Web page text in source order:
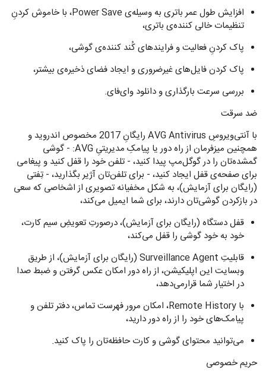
افزایش طول عمر باتری به وسیله‌ی Power Save، با خاموش کردنِ
تنظیمات خالی کننده‌ی باتری،
پاک کردنِ فعالیت و فرایندهای کُند کننده‌ی گوشی،
پاک کردن فایل‌های غیرضروری و ایجاد فضای ذخیره‌ی بیشتر،
بررسی سرعت بارگذاری و دانلود وای‌فای.
ضد سرقت
با آنتی‌ویروسِ AVG Antivirus رایگانِ 2017 مخصوص اندروید و
همچنین میزفرمان از راه دور یا پیامکِ مدیریتیِ AVG: - گوشی
گمشده‌تان را در گوگل‌مپ پیدا کنید، - تلفن خود را قفل کنید و پیغامی
برای صفحه‌ی قفل ایجاد کنید، - برای تلفن‌تان آژیر بگذارید، - تِفتی
(رایگان برای آزمایش)، به شکل مخفیانه تصویری از اشخاصی که سعی
در بازکردن گوشی‌تان دارند، برای شما ایمیل می‌کند،
قفل دستگاه (رایگان برای آزمایش)، درصورتِ تعویضِ سیم کارت،
خود به خود گوشی را قفل می‌کند،
قابلیتِ‌ Surveillance Agent (رایگان برای آزمایش)، از طریق
وبسایت این اپلیکیشن، از راه دور امکان عکس گرفتن و ضبط صدا
در اختیار شما قرارمی‌دهد،
با Remote History، امکان مرور فهرست تماس، دفتر تلفن و
پیامک‌های خود را از راه دور دارید،
می‌توانید محتوای گوشی و کارت حافظه‌تان را پاک کنید.
حریم خصوصی